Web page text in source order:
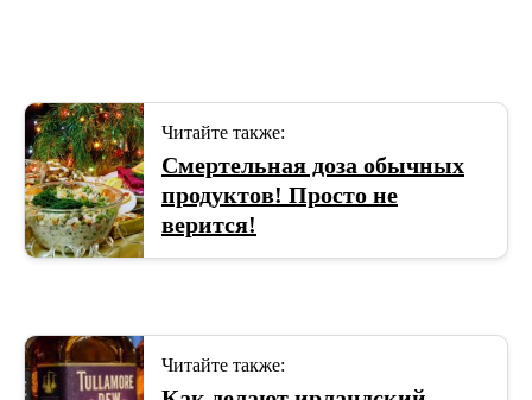
Читайте также:
Смертельная доза обычных
продуктов! Просто не
верится!
Читайте также: